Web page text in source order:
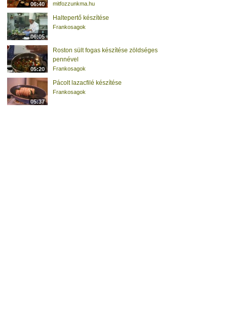
06:40 mitfozzunkma.hu
06:05
Haltepertő készítése
Frankosagok
05:20
Roston sült fogas készítése zöldséges
pennével
Frankosagok
05:37
Pácolt lazacfilé készítése
Frankosagok